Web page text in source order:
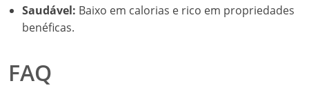
Saudável: Baixo em calorias e rico em propriedades
benéficas.
FAQ